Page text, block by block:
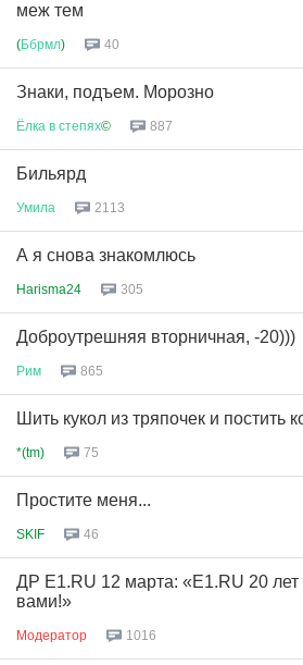
меж тем
(Ббрмл) 40
Знаки, подъем. Морозно
Ёлка в степях© 887
Бильярд
Умила 2113
А я снова знакомлюсь
Harisma24 305
Доброутрешняя вторничная, -20)))
Рим 865
Шить кукол из тряпочек и постить
*(tm) 75
Простите меня...
SKIF 46
ДР E1.RU 12 марта: «E1.RU 20 лет
вами!»
Модератор 1016